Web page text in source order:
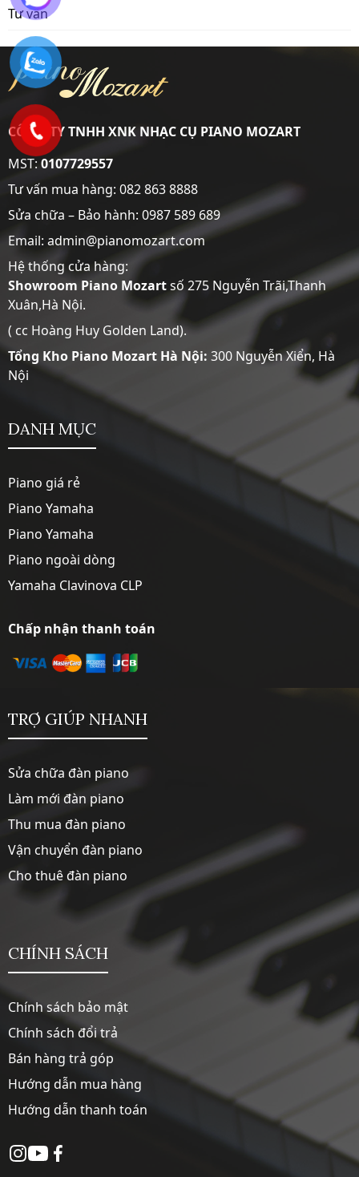
Tư vấn
CÔNG TY TNHH XNK NHẠC CỤ PIANO MOZART
MST:0107729557
Tư vấn mua hàng: 082 863 8888
Sửa chữa – Bảo hành: 0987 589 689
Email: admin@pianomozart.com
Hệ thống cửa hàng:
Showroom Piano Mozartsố 275 Nguyễn Trãi,Thanh
Xuân,Hà Nội.
( cc Hoàng Huy Golden Land).
Tổng Kho Piano Mozart Hà Nội: 300 Nguyễn Xiển, Hà
Nội
DANH MỤC
Piano giá rẻ
Piano Yamaha
Piano Yamaha
Piano ngoài dòng
Yamaha Clavinova CLP
Chấp nhận thanh toán
TRỢ GIÚP NHANH
Sửa chữa đàn piano
Làm mới đàn piano
Thu mua đàn piano
Vận chuyển đàn piano
Cho thuê đàn piano
CHÍNH SÁCH
Chính sách bảo mật
Chính sách đổi trả
Bán hàng trả góp
Hướng dẫn mua hàng
Hướng dẫn thanh toán